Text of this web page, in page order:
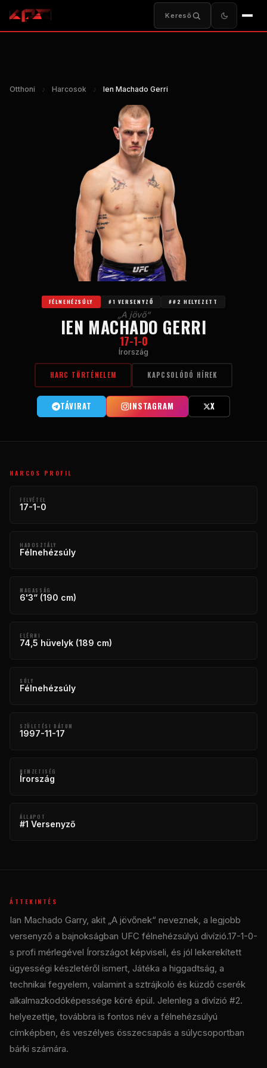
Kereső
Otthoni ♪ Harcosok ♪ Ien Machado Gerri
FÉLNEHÉZSÚLY #1 VERSENYZŐ ##2 HELYEZETT
„A jövő“
IEN MACHADO GERRI
17-1-0
Írország
HARC TÖRTÉNELEM KAPCSOLÓDÓ HÍREK
TÁVIRAT INSTAGRAM X
HARCOS PROFIL
FELVÉTEL
17-1-0
HADOSZTÁLY
Félnehézsúly
MAGASSÁG
6'3“ (190 cm)
ELÉRNI
74,5 hüvelyk (189 cm)
SÚLY
Félnehézsúly
SZÜLETÉSI DÁTUM
1997-11-17
NEMZETISÉG
Írország
ÁLLAPOT
#1 Versenyző
ÁTTEKINTÉS
Ian Machado Garry, akit „A jövőnek“ neveznek, a legjobb
versenyző a bajnokságban UFC félnehézsúlyú divízió.17-1-0-
s profi mérlegével Írországot képviseli, és jól lekerekített
ügyességi készletéről ismert, Játéka a higgadtság, a
technikai fegyelem, valamint a sztrájkoló és küzdő cserék
alkalmazkodóképessége köré épül. Jelenleg a divízió #2.
helyezettje, továbbra is fontos név a félnehézsúlyú
címképben, és veszélyes összecsapás a súlycsoportban
bárki számára.